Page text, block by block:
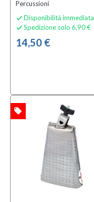
Percussioni
(2)
MOSTRA
TUTTI
Prezzo
Percussioni
 Disponibilità immediata
 Spedizione solo 6,90 €
14,50 €
local_offer